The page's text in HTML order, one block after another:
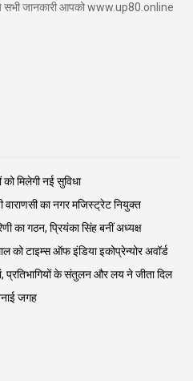
सभी जानकारी आपको www.up80.online
मिलेगी नई सुविधा
का नगर मजिस्ट्रेट नियुक्त
का गठन, प्रियंका सिंह बनीं अध्यक्ष
को टाइम्स ऑफ इंडिया इकोप्रेन्योर अवॉर्ड
प्रतिभागियों के संतुलन और लय ने जीता दिल
जगह